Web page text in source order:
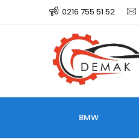
0216 755 51 52
BMW